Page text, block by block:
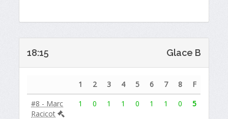
18:15 Glace B
1 2 3 4 5 6 7 8
F
#8 - Marc
Racicot
1 0 1 1 0 1 1 0 5